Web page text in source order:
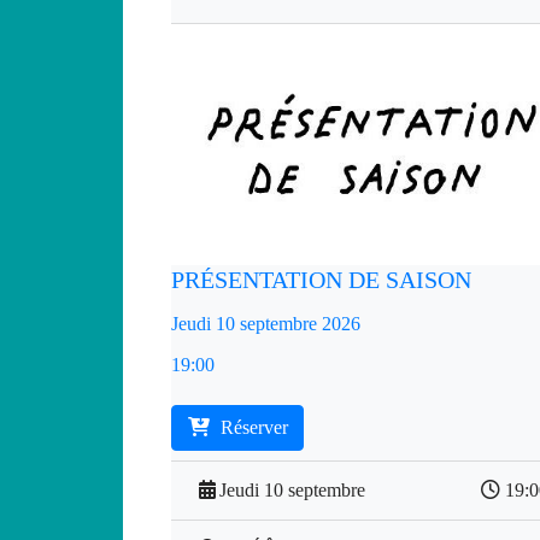
PRÉSENTATION DE SAISON
Jeudi 10 septembre 2026
19:00
Réserver
Jeudi 10 septembre